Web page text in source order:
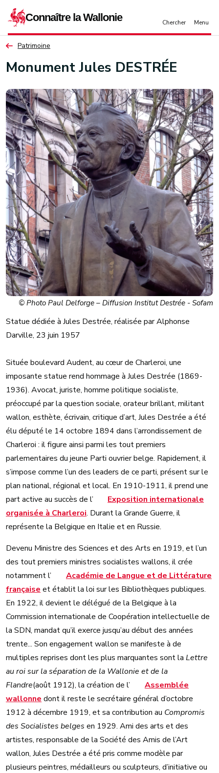
Patrimoine
Monument Jules DESTRÉE
© Photo Paul Delforge – Diffusion Institut Destrée - Sofam
Statue dédiée à Jules Destrée, réalisée par Alphonse
Darville, 23 juin 1957
Située boulevard Audent, au cœur de Charleroi, une
imposante statue rend hommage à Jules Destrée (1869-
1936). Avocat, juriste, homme politique socialiste,
préoccupé par la question sociale, orateur brillant, militant
wallon, esthète, écrivain, critique d’art, Jules Destrée a été
élu député le 14 octobre 1894 dans l’arrondissement de
Charleroi : il figure ainsi parmi les tout premiers
parlementaires du jeune Parti ouvrier belge. Rapidement, il
s’impose comme l’un des leaders de ce parti, présent sur le
plan national, régional et local. En 1910-1911, il prend une
part active au succès de l’
Exposition internationale
organisée à Charleroi. Durant la Grande Guerre, il
représente la Belgique en Italie et en Russie.
Devenu Ministre des Sciences et des Arts en 1919, et l’un
des tout premiers ministres socialistes wallons, il crée
notamment l’
Académie de Langue et de Littérature
française et établit la loi sur les Bibliothèques publiques.
En 1922, il devient le délégué de la Belgique à la
Commission internationale de Coopération intellectuelle de
la SDN, mandat qu’il exerce jusqu’au début des années
trente... Son engagement wallon se manifeste à de
multiples reprises dont les plus marquantes sont la Lettre
au roi sur la séparation de la Wallonie et de la
Flandre(août 1912), la création de l’
Assemblée
wallonne dont il reste le secrétaire général d’octobre
1912 à décembre 1919, et sa contribution au Compromis
des Socialistes belges en 1929. Ami des arts et des
artistes, responsable de la Société des Amis de l’Art
wallon, Jules Destrée a été pris comme modèle par
plusieurs peintres, médailleurs ou sculpteurs, d’initiative ou